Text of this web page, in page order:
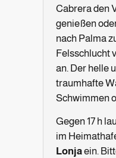
Cabrera den
genießen
nach Palma
Felsschlucht
an. Der helle
traumhafte
Schwimmen
Gegen 17 h
im
Lonjaein.